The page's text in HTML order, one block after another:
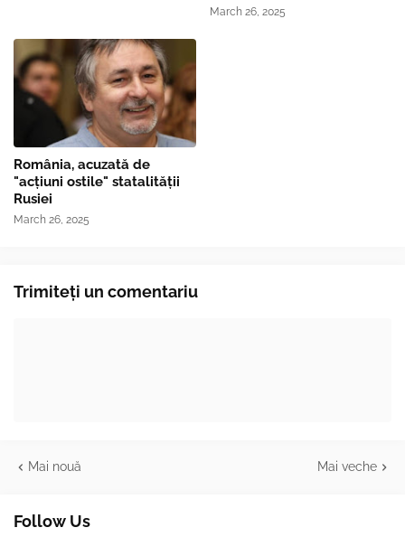
March 26, 2025
România, acuzată de
"acțiuni ostile" statalității
Rusiei
March 26, 2025
Trimiteți un comentariu
Mai nouă Mai veche
Follow Us